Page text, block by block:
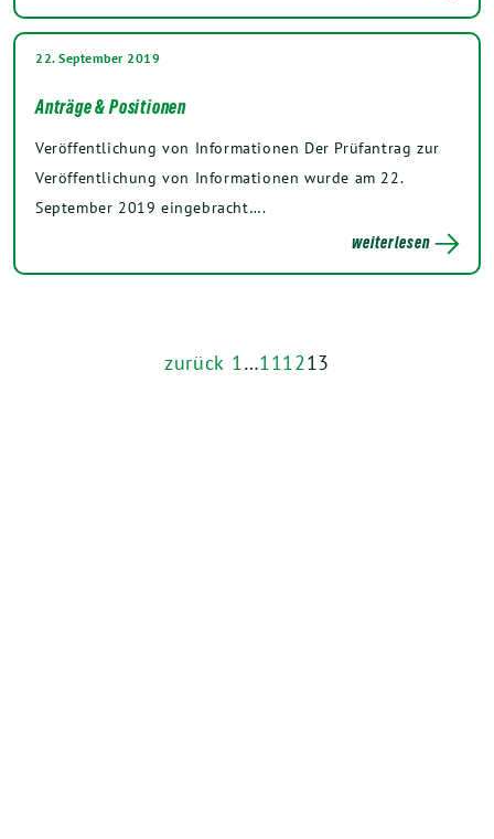
22. September 2019
Anträge & Positionen
Veröffentlichung von Informationen Der Prüfantrag zur
Veröffentlichung von Informationen wurde am 22.
September 2019 eingebracht….
weiterlesen
zurück 1…111213